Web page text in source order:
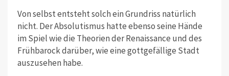
Von selbst entsteht solch ein Grundriss natürlich
nicht. Der Absolutismus hatte ebenso seine Hände
im Spiel wie die Theorien der Renaissance und des
Frühbarock darüber, wie eine gottgefällige Stadt
auszusehen habe.